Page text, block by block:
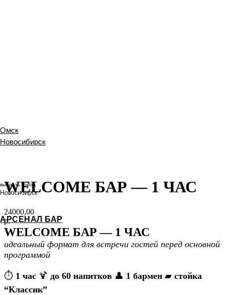
Омск
Новосибирск
выбрать город
Новосибирск
АРСЕНАЛ БАР
WELCOME БАР — 1 ЧАС
24000,00
р.
WELCOME БАР — 1 ЧАС
идеальный формат для встречи гостей перед основной
программой
⏱ 1 час 🍹 до 60 напитков 👤 1 бармен ▰ стойка
“Классик”